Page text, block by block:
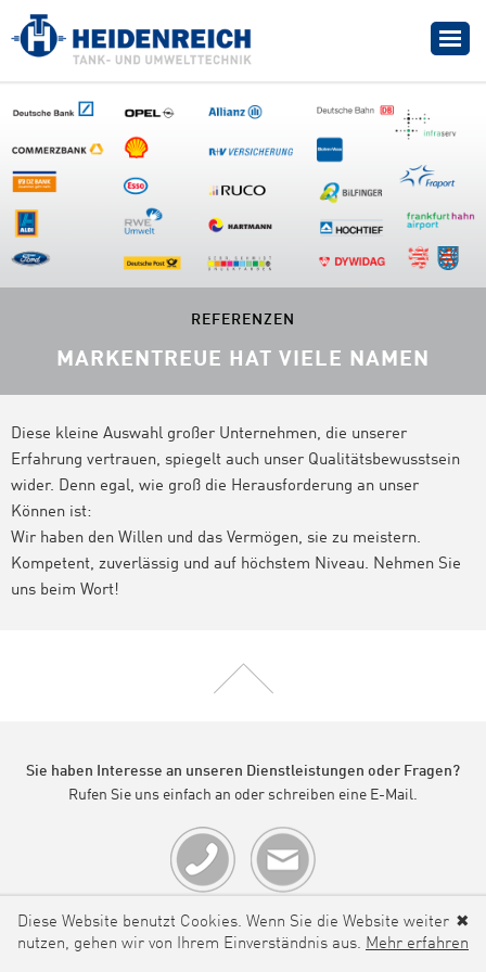
HOME
LEISTUNGEN
UNTERNEHMEN
REFERENZEN
KONTAKT
REFERENZEN
MARKENTREUE HAT VIELE NAMEN
Diese kleine Auswahl großer Unternehmen, die unserer
Erfahrung vertrauen, spiegelt auch unser Qualitätsbewusstsein
wider. Denn egal, wie groß die Herausforderung an unser
Können ist:
Wir haben den Willen und das Vermögen, sie zu meistern.
Kompetent, zuverlässig und auf höchstem Niveau. Nehmen Sie
uns beim Wort!
Sie haben Interesse an unseren Dienstleistungen oder Fragen?
Rufen Sie uns einfach an oder schreiben eine E-Mail.
✖
Diese Website benutzt Cookies. Wenn Sie die Website weiter
nutzen, gehen wir von Ihrem Einverständnis aus. Mehr erfahren